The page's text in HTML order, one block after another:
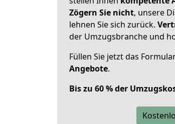
Zögern Sie nicht, unsere
lehnen Sie sich zurück.
der Umzugsbranche und
Füllen Sie jetzt das
Angebote.
Bis zu 60 % der